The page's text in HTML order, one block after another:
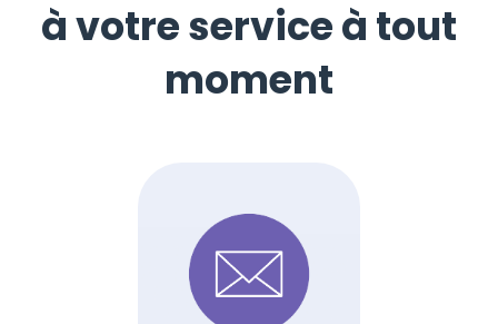
à votre service à tout
moment